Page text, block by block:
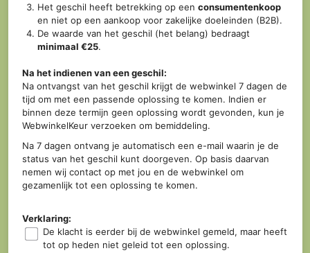
Het geschil heeft betrekking op eenconsumentenkoop
en niet op een aankoop voor zakelijke doeleinden (B2B).
De waarde van het geschil (het belang) bedraagt
minimaal €25.
Na het indienen van een geschil:
Na ontvangst van het geschil krijgt de webwinkel 7 dagen de
tijd om met een passende oplossing te komen. Indien er
binnen deze termijn geen oplossing wordt gevonden, kun je
WebwinkelKeur verzoeken om bemiddeling.
Na 7 dagen ontvang je automatisch een e-mail waarin je de
status van het geschil kunt doorgeven. Op basis daarvan
nemen wij contact op met jou en de webwinkel om
gezamenlijk tot een oplossing te komen.
Verklaring:
De klacht is eerder bij de webwinkel gemeld, maar heeft
tot op heden niet geleid tot een oplossing.